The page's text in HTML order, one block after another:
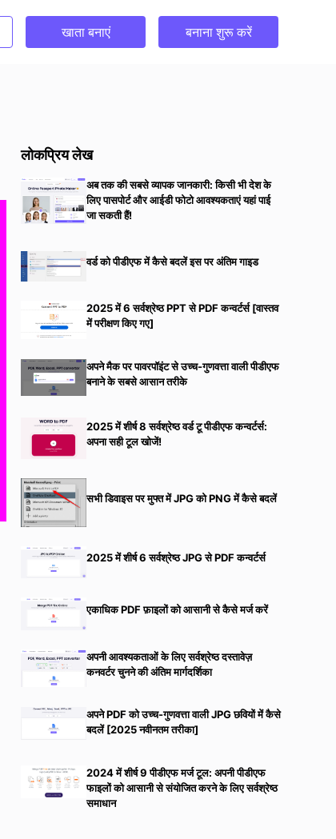
खाता बनाएं बनाना शुरू करें
लोकप्रिय लेख
अब तक की सबसे व्यापक जानकारी: किसी भी देश के
लिए पासपोर्ट और आईडी फोटो आवश्यकताएं यहां पाई
जा सकती हैं!
वर्ड को पीडीएफ में कैसे बदलें इस पर अंतिम गाइड
2025 में 6 सर्वश्रेष्ठ PPT से PDF कन्वर्टर्स [वास्तव
में परीक्षण किए गए]
अपने मैक पर पावरपॉइंट से उच्च-गुणवत्ता वाली पीडीएफ
बनाने के सबसे आसान तरीके
2025 में शीर्ष 8 सर्वश्रेष्ठ वर्ड टू पीडीएफ कन्वर्टर्स:
अपना सही टूल खोजें!
सभी डिवाइस पर मुफ्त में JPG को PNG में कैसे बदलें
2025 में शीर्ष 6 सर्वश्रेष्ठ JPG से PDF कन्वर्टर्स
एकाधिक PDF फ़ाइलों को आसानी से कैसे मर्ज करें
अपनी आवश्यकताओं के लिए सर्वश्रेष्ठ दस्तावेज़
कनवर्टर चुनने की अंतिम मार्गदर्शिका
अपने PDF को उच्च-गुणवत्ता वाली JPG छवियों में कैसे
बदलें [2025 नवीनतम तरीका]
2024 में शीर्ष 9 पीडीएफ मर्ज टूल: अपनी पीडीएफ
फाइलों को आसानी से संयोजित करने के लिए सर्वश्रेष्ठ
समाधान